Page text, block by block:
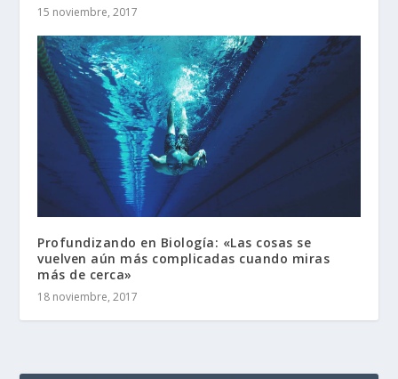
15 noviembre, 2017
Profundizando en Biología: «Las cosas se
vuelven aún más complicadas cuando miras
más de cerca»
18 noviembre, 2017